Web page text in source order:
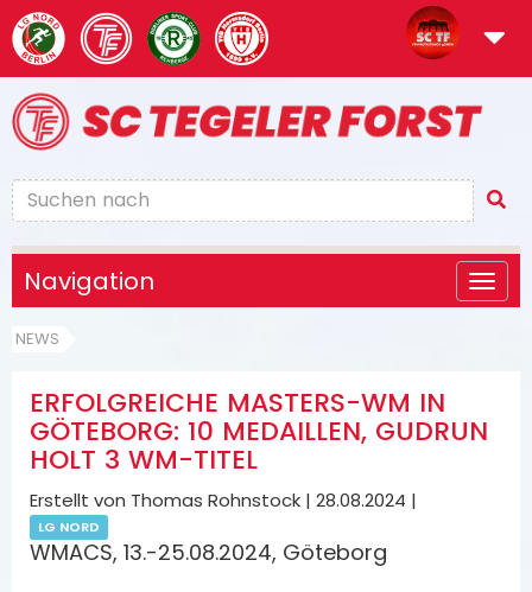
Navigation
NEWS
ERFOLGREICHE MASTERS-WM IN
GÖTEBORG: 10 MEDAILLEN, GUDRUN
HOLT 3 WM-TITEL
Erstellt von Thomas Rohnstock | 28.08.2024 |
LG NORD
WMACS, 13.-25.08.2024, Göteborg